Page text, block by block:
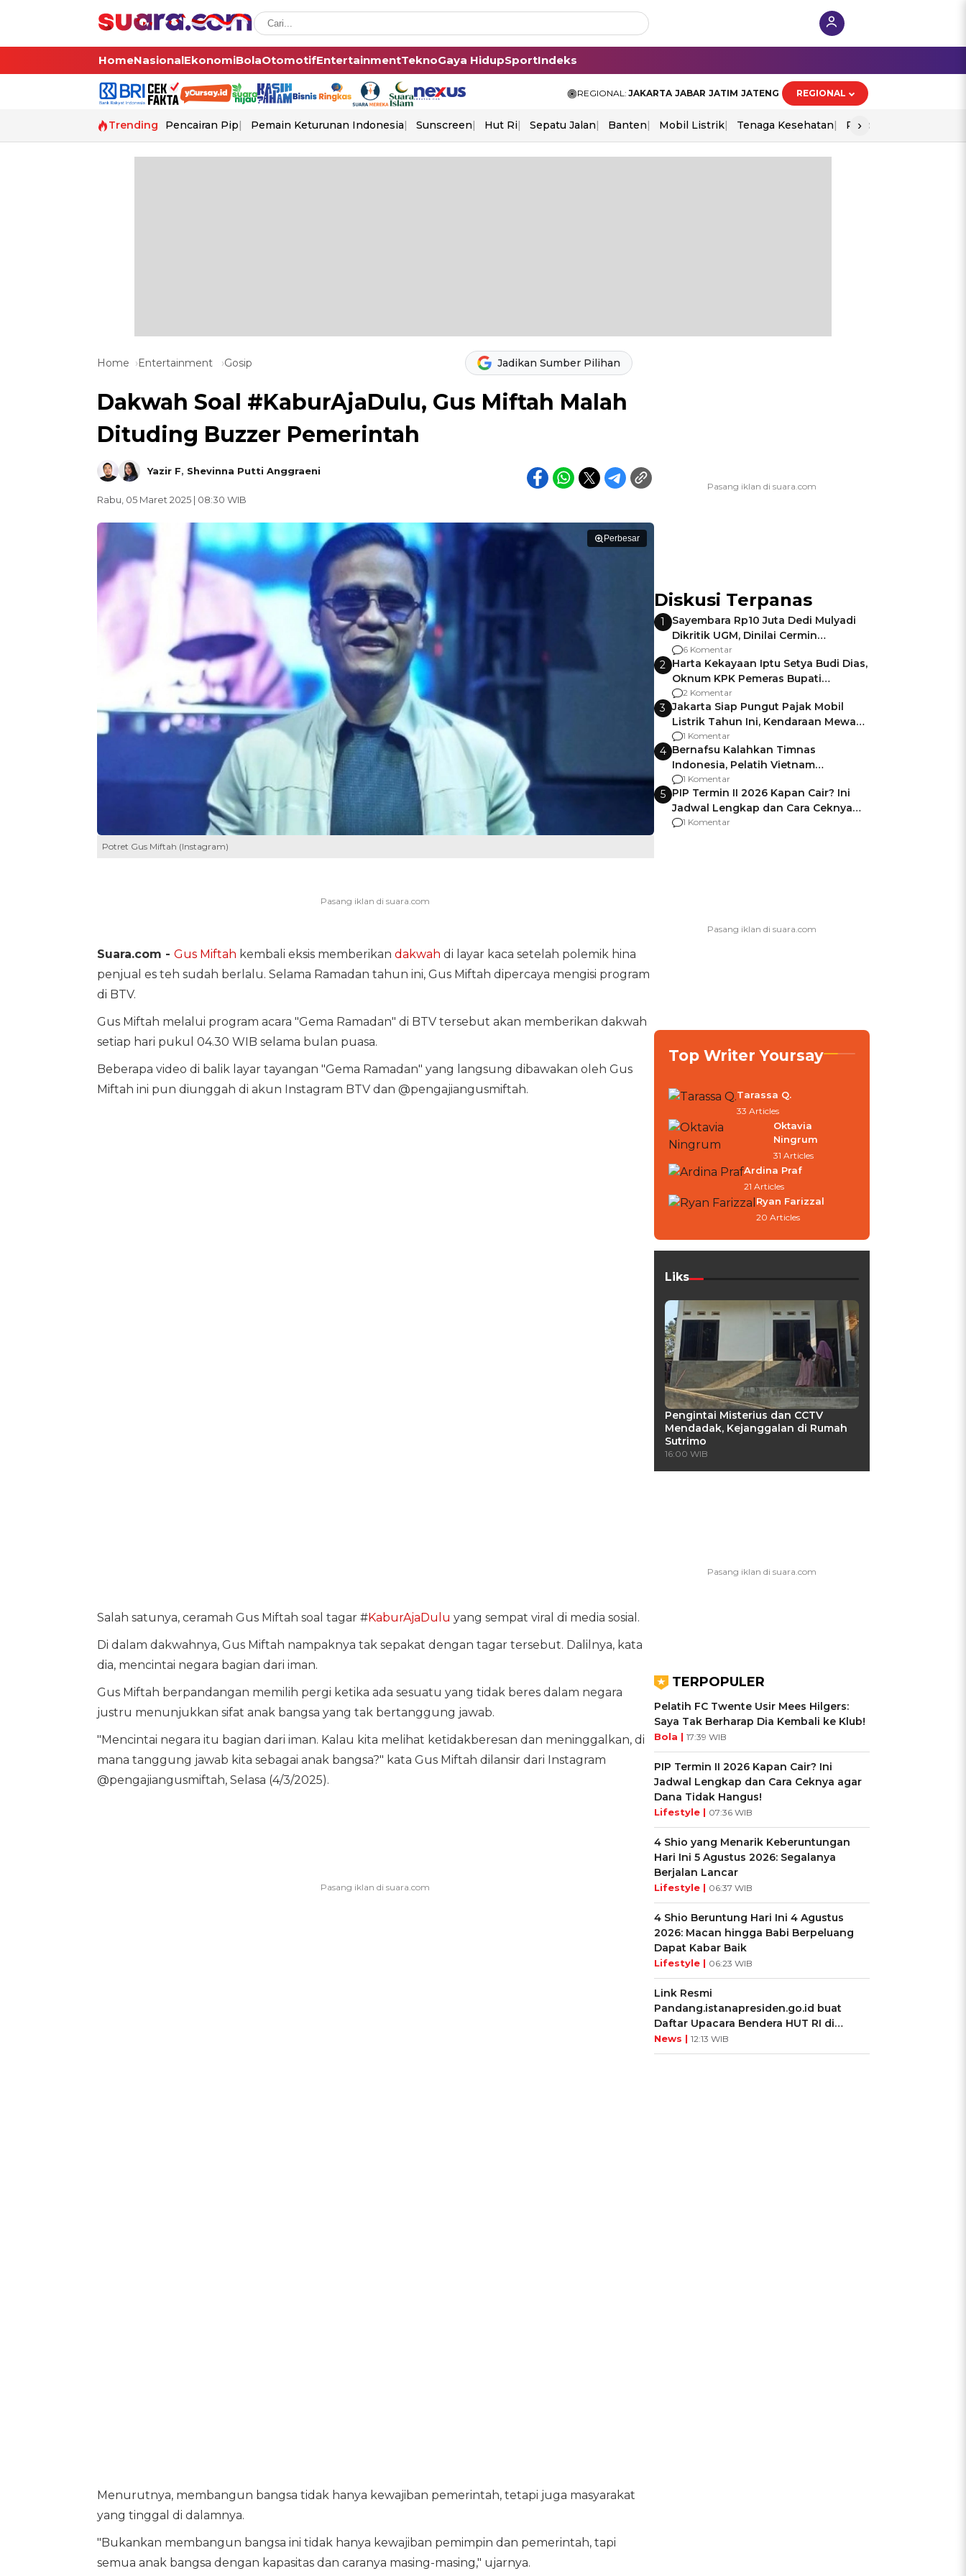
HomeNasionalEkonomiBolaOtomotifEntertainmentTeknoGaya HidupSportIndeks
REGIONAL: JAKARTA JABAR JATIM JATENG REGIONAL
Trending Pencairan Pip Pemain Keturunan Indonesia Sunscreen Hut Ri Sepatu Jalan Banten Mobil Listrik Tenaga Kesehatan Piala Aff 2026
›
Home Entertainment Gosip Jadikan Sumber Pilihan
Dakwah Soal #KaburAjaDulu, Gus Miftah Malah
Dituding Buzzer Pemerintah
Yazir F, Shevinna Putti Anggraeni
Rabu, 05 Maret 2025 | 08:30 WIB
Perbesar
Potret Gus Miftah (Instagram)
Suara.com - Gus Miftah kembali eksis memberikan dakwah di layar kaca setelah polemik hina
penjual es teh sudah berlalu. Selama Ramadan tahun ini, Gus Miftah dipercaya mengisi program
di BTV.
Gus Miftah melalui program acara "Gema Ramadan" di BTV tersebut akan memberikan dakwah
setiap hari pukul 04.30 WIB selama bulan puasa.
Beberapa video di balik layar tayangan "Gema Ramadan" yang langsung dibawakan oleh Gus
Miftah ini pun diunggah di akun Instagram BTV dan @pengajiangusmiftah.
Salah satunya, ceramah Gus Miftah soal tagar #KaburAjaDulu yang sempat viral di media sosial.
Di dalam dakwahnya, Gus Miftah nampaknya tak sepakat dengan tagar tersebut. Dalilnya, kata
dia, mencintai negara bagian dari iman.
Gus Miftah berpandangan memilih pergi ketika ada sesuatu yang tidak beres dalam negara
justru menunjukkan sifat anak bangsa yang tak bertanggung jawab.
"Mencintai negara itu bagian dari iman. Kalau kita melihat ketidakberesan dan meninggalkan, di
mana tanggung jawab kita sebagai anak bangsa?" kata Gus Miftah dilansir dari Instagram
@pengajiangusmiftah, Selasa (4/3/2025).
Menurutnya, membangun bangsa tidak hanya kewajiban pemerintah, tetapi juga masyarakat
yang tinggal di dalamnya.
"Bukankan membangun bangsa ini tidak hanya kewajiban pemimpin dan pemerintah, tapi
semua anak bangsa dengan kapasitas dan caranya masing-masing," ujarnya.
Diskusi Terpanas
1
Sayembara Rp10 Juta Dedi Mulyadi
Dikritik UGM, Dinilai Cermin
Gagalnya Negara Jamin Keamanan
6 Komentar
2 Harta Kekayaan Iptu Setya Budi Dias,
Oknum KPK Pemeras Bupati
Pemalang
2 Komentar
3 Jakarta Siap Pungut Pajak Mobil
Listrik Tahun Ini, Kendaraan Mewah
Kena hingga 75% PKB
1 Komentar
4 Bernafsu Kalahkan Timnas
Indonesia, Pelatih Vietnam
Berencana Pakai Jimat di Pakansari
1 Komentar
5 PIP Termin II 2026 Kapan Cair? Ini
Jadwal Lengkap dan Cara Ceknya
agar Dana Tidak Hangus!
1 Komentar
Top Writer Yoursay
Tarassa Q.
33 Articles
Oktavia
Ningrum
31 Articles
Ardina Praf
21 Articles
Ryan Farizzal
20 Articles
Liks
Pengintai Misterius dan CCTV
Mendadak, Kejanggalan di Rumah
Sutrimo
16:00 WIB
TERPOPULER
Pelatih FC Twente Usir Mees Hilgers:
Saya Tak Berharap Dia Kembali ke Klub!
Bola | 17:39 WIB
PIP Termin II 2026 Kapan Cair? Ini
Jadwal Lengkap dan Cara Ceknya agar
Dana Tidak Hangus!
Lifestyle | 07:36 WIB
4 Shio yang Menarik Keberuntungan
Hari Ini 5 Agustus 2026: Segalanya
Berjalan Lancar
Lifestyle | 06:37 WIB
4 Shio Beruntung Hari Ini 4 Agustus
2026: Macan hingga Babi Berpeluang
Dapat Kabar Baik
Lifestyle | 06:23 WIB
Link Resmi
Pandang.istanapresiden.go.id buat
Daftar Upacara Bendera HUT RI di
Istana Negara
News | 12:13 WIB